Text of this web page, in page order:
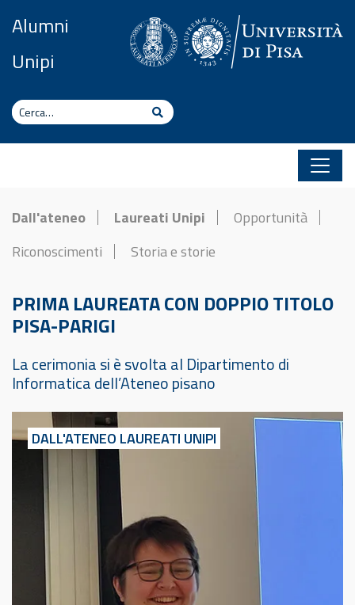
Alumni
Unipi
Cerca Cerca
Dall'ateneo Laureati Unipi
Opportunità
Riconoscimenti
Storia e storie
PRIMA LAUREATA CON DOPPIO TITOLO
PISA-PARIGI
La cerimonia si è svolta al Dipartimento di
Informatica dell’Ateneo pisano
DALL'ATENEO LAUREATI UNIPI